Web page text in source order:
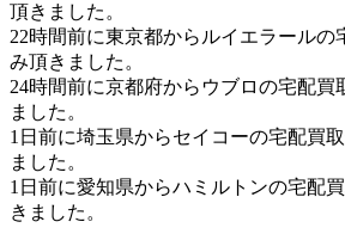
頂きました。
22時間前に東京都からルイエラールの
み頂きました。
24時間前に京都府からウブロの宅配買
ました。
1日前に埼玉県からセイコーの宅配買
ました。
1日前に愛知県からハミルトンの宅配
きました。